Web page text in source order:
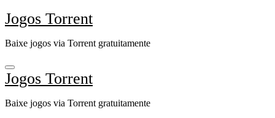
Skip
to
Jogos Torrent
Baixe jogos via Torrent gratuitamente
Jogos Torrent
Baixe jogos via Torrent gratuitamente